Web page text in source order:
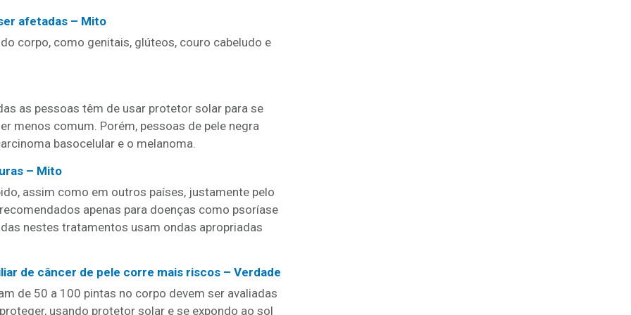
afetadas – Mito
corpo, como genitais, glúteos, couro cabeludo e
as pessoas têm de usar protetor solar para se
menos comum. Porém, pessoas de pele negra
basocelular e o melanoma.
– Mito
assim como em outros países, justamente pelo
apenas para doenças como psoríase
nestes tratamentos usam ondas apropriadas
de câncer de pele corre mais riscos – Verdade
de 50 a 100 pintas no corpo devem ser avaliadas
usando protetor solar e se expondo ao sol